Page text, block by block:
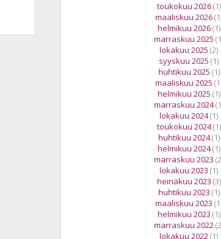
toukokuu 2026(1)
maaliskuu 2026
helmikuu 2026(1)
marraskuu 2025
lokakuu 2025 (2)
syyskuu 2025 (1)
huhtikuu 2025 (1)
maaliskuu 2025
helmikuu 2025 (1)
marraskuu 2024
lokakuu 2024(1)
toukokuu 2024(1)
huhtikuu 2024(1)
helmikuu 2024(1)
marraskuu 2023
lokakuu 2023 (1)
heinäkuu 2023 (3)
huhtikuu 2023 (1)
maaliskuu 2023
helmikuu 2023 (1)
marraskuu 2022
lokakuu 2022(1)